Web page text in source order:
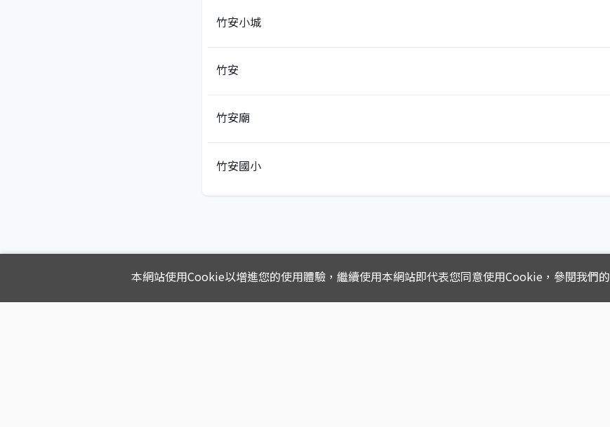
竹安小城
竹安
竹安廟
竹安國小
本網站使用Cookie以增進您的使用體驗， 繼續使用本網站即代表您同意使用Cookie，參閱我們的